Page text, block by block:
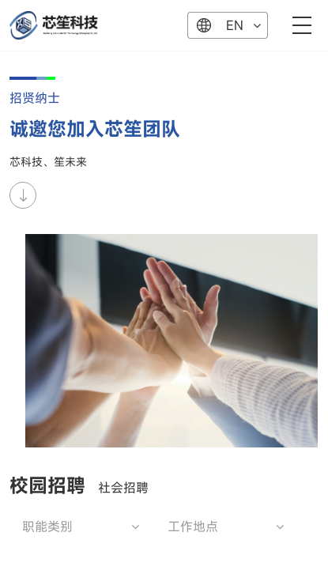
EN
招贤纳士
诚邀您加入芯笙团队
芯科技、笙未来
校园招聘 社会招聘
职能类别 工作地点